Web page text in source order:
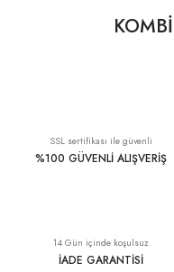
949,00 TL
849,00 TL
SSL sertifikası ile güvenli
%100 GÜVENLİ ALIŞVERİŞ
14 Gün içinde koşulsuz
İADE GARANTİSİ